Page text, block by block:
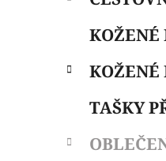
p
l
KOŽENÉ
KOŽENÉ
TAŠKY